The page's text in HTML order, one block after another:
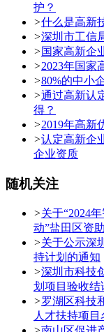
护？
>什么是高新
>深圳市工信
>国家高新企
>2023年国家
>80%的中小
>通过高新认
得？
>2019年高新
>认定高新企
企业资质
随机关注
>关于“2024
动”盐田区资
>关于公示深
持计划的通知
>深圳市科技
划项目验收结
>罗湖区科技
人才扶持项